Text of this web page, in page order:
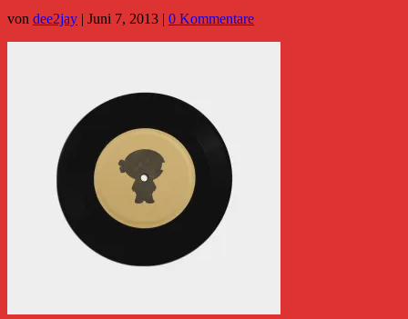
von dee2jay | Juni 7, 2013 | 0 Kommentare